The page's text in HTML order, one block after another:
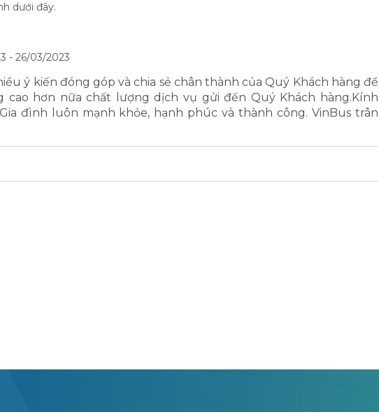
dưới đây.
- 26/03/2023
ý kiến đóng góp và chia sẻ chân thành của Quý Khách hàng để
cao hơn nữa chất lượng dịch vụ gửi đến Quý Khách hàng.Kính
đình luôn mạnh khỏe, hạnh phúc và thành công. VinBus trân